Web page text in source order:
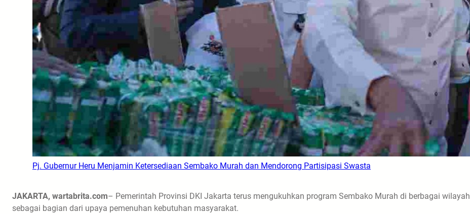
Pj. Gubernur Heru Menjamin Ketersediaan Sembako Murah dan Mendorong Partisipasi Swasta
JAKARTA, wartabrita.com– Pemerintah Provinsi DKI Jakarta terus mengukuhkan program Sembako Murah di berbagai wilayah
sebagai bagian dari upaya pemenuhan kebutuhan masyarakat.